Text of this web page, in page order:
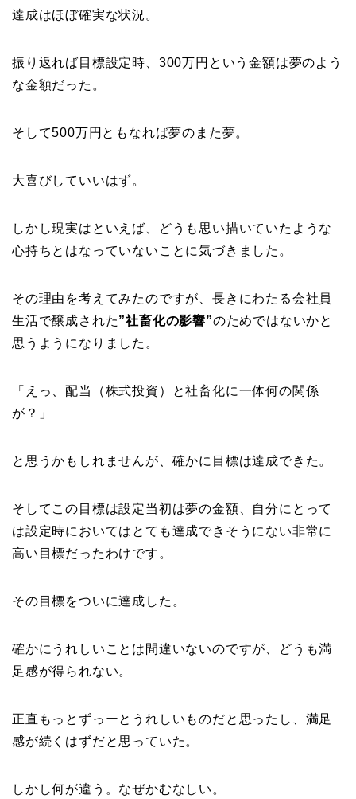
達成はほぼ確実な状況。
振り返れば目標設定時、300万円という金額は夢のよう
な金額だった。
そして500万円ともなれば夢のまた夢。
大喜びしていいはず。
しかし現実はといえば、どうも思い描いていたような
心持ちとはなっていないことに気づきました。
その理由を考えてみたのですが、長きにわたる会社員
生活で醸成された”社畜化の影響”のためではないかと
思うようになりました。
「えっ、配当（株式投資）と社畜化に一体何の関係
が？」
と思うかもしれませんが、確かに目標は達成できた。
そしてこの目標は設定当初は夢の金額、自分にとって
は設定時においてはとても達成できそうにない非常に
高い目標だったわけです。
その目標をついに達成した。
確かにうれしいことは間違いないのですが、どうも満
足感が得られない。
正直もっとずっーとうれしいものだと思ったし、満足
感が続くはずだと思っていた。
しかし何が違う。なぜかむなしい。